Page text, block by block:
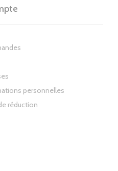
personnelles
réduction